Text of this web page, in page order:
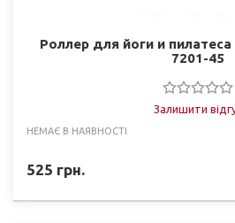
Роллер для йоги и
7201-45
Залишити
НЕМАЄ В НАЯВНОСТІ
525 грн.